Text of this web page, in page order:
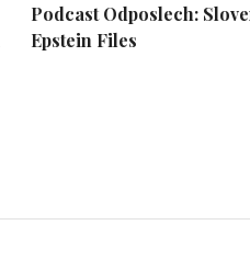
Podcast Odposlech:
Epstein Files